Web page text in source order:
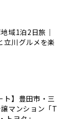
域1泊2日旅｜
立川グルメを楽
ト】豊田市・三
マンション「T